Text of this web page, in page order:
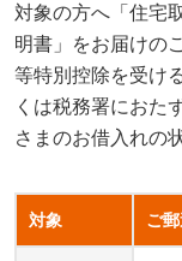
対象の方へ「住宅
明書」をお届けの
等特別控除を受け
くは税務署におた
さまのお借入れの
対象 ご